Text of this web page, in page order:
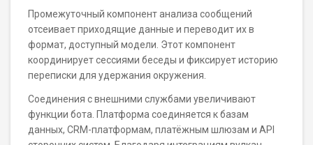
Промежуточный компонент анализа сообщений
отсеивает приходящие данные и переводит их в
формат, доступный модели. Этот компонент
координирует сессиями беседы и фиксирует историю
переписки для удержания окружения.
Соединения с внешними службами увеличивают
функции бота. Платформа соединяется к базам
данных, CRM-платформам, платёжным шлюзам и API